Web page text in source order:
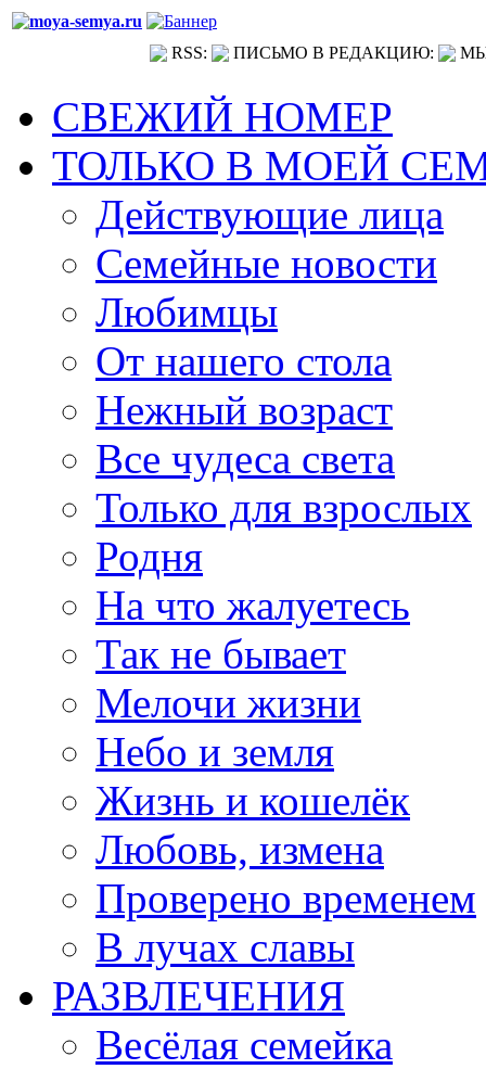
RSS: ПИСЬМО В РЕДАКЦИЮ:
СВЕЖИЙ НОМЕР
ТОЛЬКО В МОЕЙ
Действующие лица
Семейные новости
Любимцы
От нашего стола
Нежный возраст
Все чудеса света
Только для взрослых
Родня
На что жалуетесь
Так не бывает
Мелочи жизни
Небо и земля
Жизнь и кошелёк
Любовь, измена
Проверено временем
В лучах славы
РАЗВЛЕЧЕНИЯ
Весёлая семейка